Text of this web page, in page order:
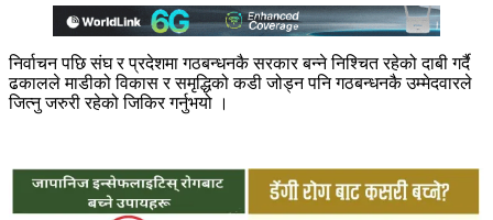
निर्वाचन पछि संघ र प्रदेशमा गठबन्धनकै सरकार बन्ने निश्चित रहेको दाबी गर्दै
ढकालले माडीको विकास र समृद्धिको कडी जोड्न पनि गठबन्धनकै उम्मेदवारले
जित्नु जरुरी रहेको जिकिर गर्नुभयो ।